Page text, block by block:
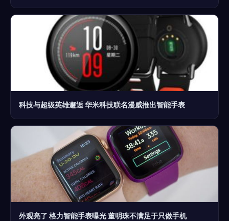
科技与超级英雄邂逅 华米科技联名漫威推出智能手表
外观亮了 格力智能手表曝光 董明珠不满足于只做手机